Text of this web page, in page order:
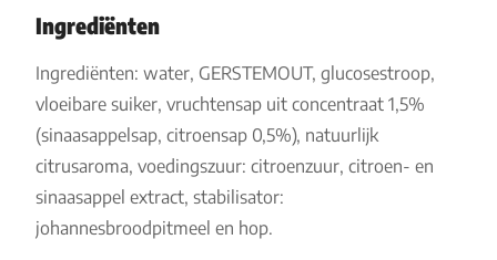
Ingrediënten
Ingrediënten: water, GERSTEMOUT, glucosestroop,
vloeibare suiker, vruchtensap uit concentraat 1,5%
(sinaasappelsap, citroensap 0,5%), natuurlijk
citrusaroma, voedingszuur: citroenzuur, citroen- en
sinaasappel extract, stabilisator:
johannesbroodpitmeel en hop.